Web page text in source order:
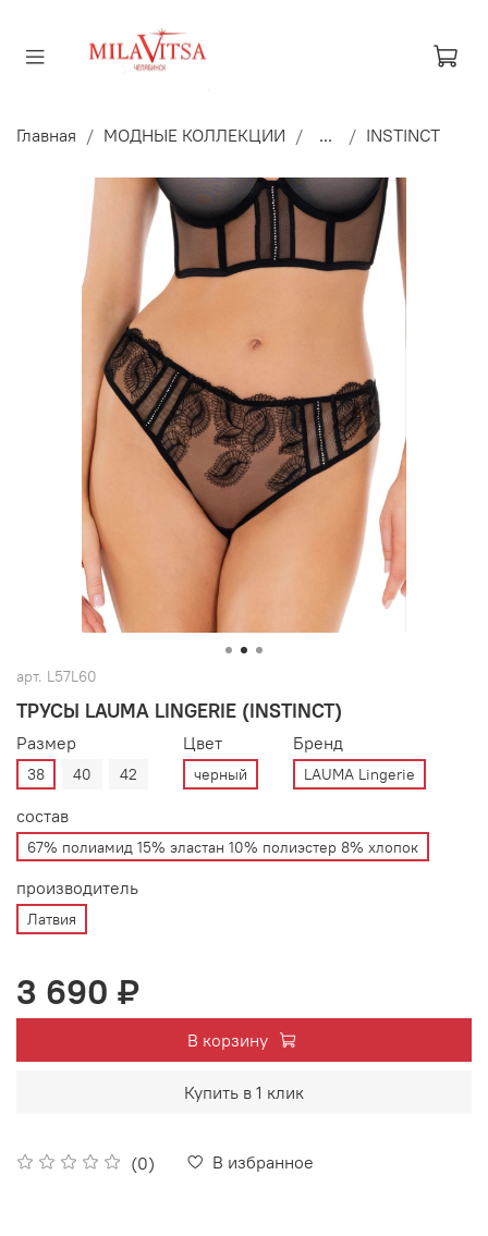
Главная МОДНЫЕ КОЛЛЕКЦИИ ... INSTINCT
арт. L57L60
ТРУСЫ LAUMA LINGERIE (INSTINCT)
(0) В избранное
Размер
38 40 42
Цвет
черный
Бренд
LAUMA Lingerie
состав
67% полиамид 15% эластан 10% полиэстер 8% хлопок
производитель
Латвия
3 690 ₽
В корзину
Купить в 1 клик